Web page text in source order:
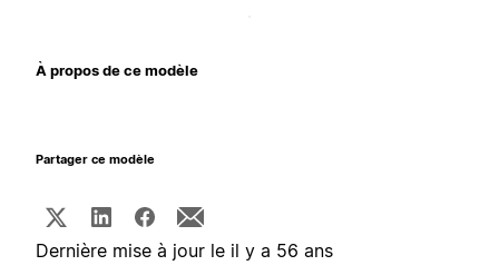
À propos de ce modèle
Partager ce modèle
Dernière mise à jour le il y a 56 ans